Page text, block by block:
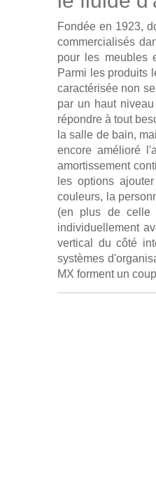
Fondée en 1923,
commercialisés
pour les meubles
Parmi les produits
caractérisée non
par un haut
répondre à tout
la salle de bain,
encore amélioré
amortissement
les options
couleurs, la
(en plus de celle
individuellement
vertical du côté
systèmes
MX forment un